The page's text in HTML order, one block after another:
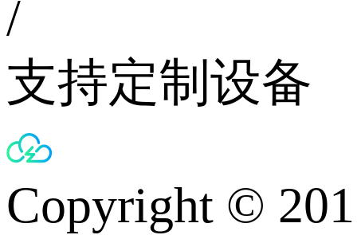
/
支持定制设备
Copyright ©